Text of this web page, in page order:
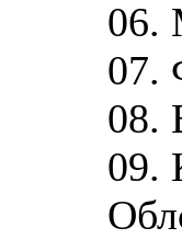
06.
07.
08.
09.